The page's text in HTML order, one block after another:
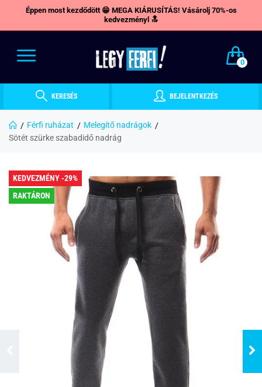
Éppen most kezdődött 😁 MEGA KIÁRUSÍTÁS! Vásárolj 70%-os
kedvezményl 🔝
0
KERESÉS BEJELENTKEZÉS
Férfi ruházat
Melegítő nadrágok
Sötét szürke szabadidő nadrág
KEDVEZMÉNY -29%
RAKTÁRON